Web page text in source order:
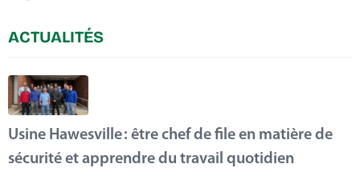
ACTUALITÉS
Usine Hawesville : être chef de file en matière de
sécurité et apprendre du travail quotidien